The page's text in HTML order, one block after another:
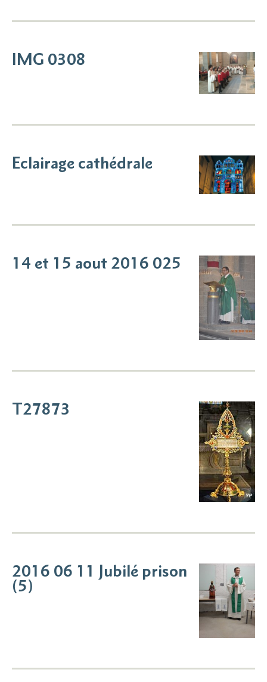
IMG 0308
Eclairage cathédrale
14 et 15 aout 2016 025
T27873
2016 06 11 Jubilé prison
(5)